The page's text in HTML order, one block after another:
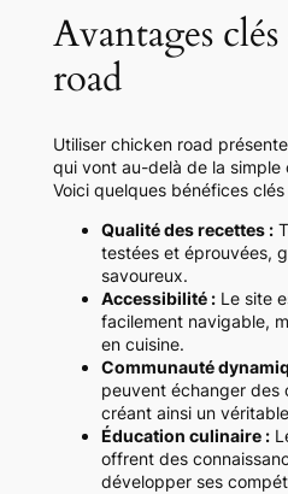
Avantages
road
Utiliser chicken road
qui vont au-delà de la
Voici quelques bénéfices clés
Qualité des recettes :
testées et éprouvées,
savoureux.
Accessibilité :Le site
facilement navigable,
en cuisine.
Communauté
peuvent échanger des
créant ainsi un
Éducation culinaire :
offrent des
développer ses